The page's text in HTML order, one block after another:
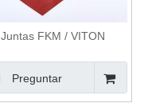
Juntas FKM / VITON
Preguntar